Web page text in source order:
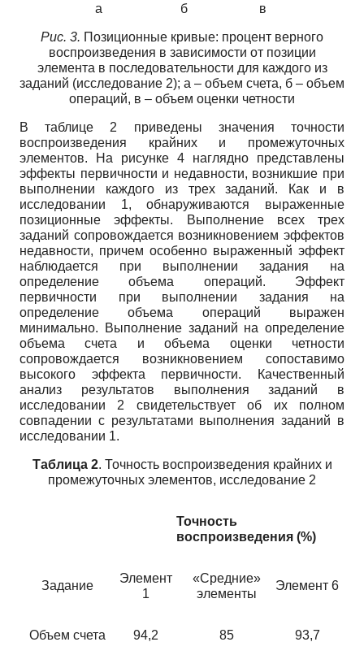
а б в
Рис. 3. Позиционные кривые: процент верного
воспроизведения в зависимости от позиции
элемента в последовательности для каждого из
заданий (исследование 2); а – объем счета, б – объем
операций, в – объем оценки четности
В таблице 2 приведены значения точности
воспроизведения крайних и промежуточных
элементов. На рисунке 4 наглядно представлены
эффекты первичности и недавности, возникшие при
выполнении каждого из трех заданий. Как и в
исследовании 1, обнаруживаются выраженные
позиционные эффекты. Выполнение всех трех
заданий сопровождается возникновением эффектов
недавности, причем особенно выраженный эффект
наблюдается при выполнении задания на
определение объема операций. Эффект
первичности при выполнении задания на
определение объема операций выражен
минимально. Выполнение заданий на определение
объема счета и объема оценки четности
сопровождается возникновением сопоставимо
высокого эффекта первичности. Качественный
анализ результатов выполнения заданий в
исследовании 2 свидетельствует об их полном
совпадении с результатами выполнения заданий в
исследовании 1.
Таблица 2. Точность воспроизведения крайних и
промежуточных элементов, исследование 2
Точность
воспроизведения (%)
Задание
Элемент
1
«Средние»
элементы
Элемент 6
Объем счета 94,2 85 93,7